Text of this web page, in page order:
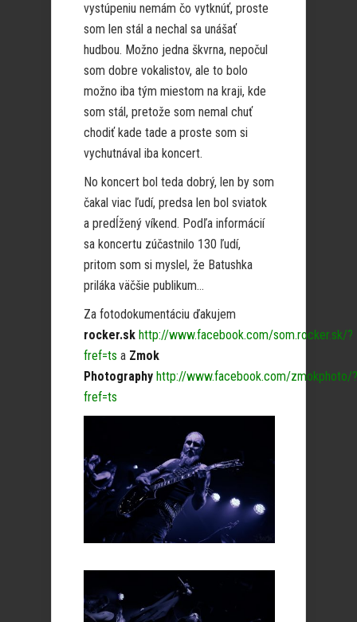
vystúpeniu nemám čo vytknúť, proste
som len stál a nechal sa unášať
hudbou. Možno jedna škvrna, nepočul
som dobre vokalistov, ale to bolo
možno iba tým miestom na kraji, kde
som stál, pretože som nemal chuť
chodiť kade tade a proste som si
vychutnával iba koncert.
No koncert bol teda dobrý, len by som
čakal viac ľudí, predsa len bol sviatok
a predĺžený víkend. Podľa informácií
sa koncertu zúčastnilo 130 ľudí,
pritom som si myslel, že Batushka
priláka väčšie publikum…
Za fotodokumentáciu ďakujem
rocker.sk http://www.facebook.com/som.rocker.sk/?
fref=ts a Zmok
Photography http://www.facebook.com/zmokphoto/?
fref=ts